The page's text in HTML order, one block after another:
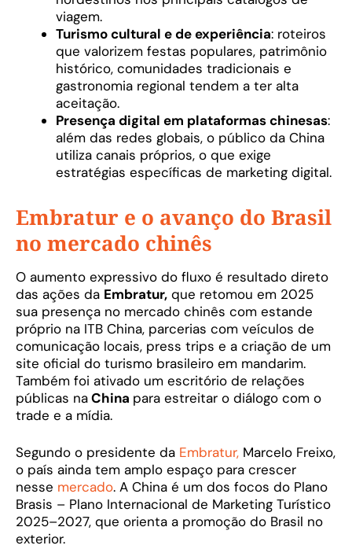
viagem.
Turismo cultural e de experiência: roteiros
que valorizem festas populares, patrimônio
histórico, comunidades tradicionais e
gastronomia regional tendem a ter alta
aceitação.
Presença digital em plataformas chinesas:
além das redes globais, o público da China
utiliza canais próprios, o que exige
estratégias específicas de marketing digital.
Embratur e o avanço do Brasil
no mercado chinês
O aumento expressivo do fluxo é resultado direto
das ações da Embratur, que retomou em 2025
sua presença no mercado chinês com estande
próprio na ITB China, parcerias com veículos de
comunicação locais, press trips e a criação de um
site oficial do turismo brasileiro em mandarim.
Também foi ativado um escritório de relações
públicas naChina para estreitar o diálogo com o
trade e a mídia.
Segundo o presidente da Embratur, Marcelo Freixo,
o país ainda tem amplo espaço para crescer
nesse mercado. A China é um dos focos do Plano
Brasis – Plano Internacional de Marketing Turístico
2025–2027, que orienta a promoção do Brasil no
exterior.